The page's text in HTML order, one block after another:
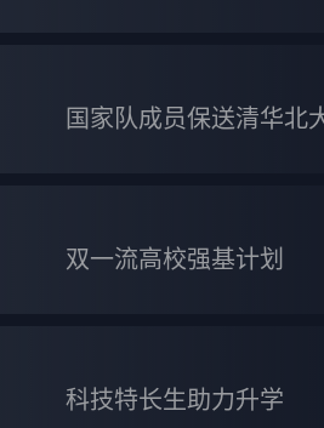
国家队成员保送清华北
双一流高校强基计划
科技特长生助力升学